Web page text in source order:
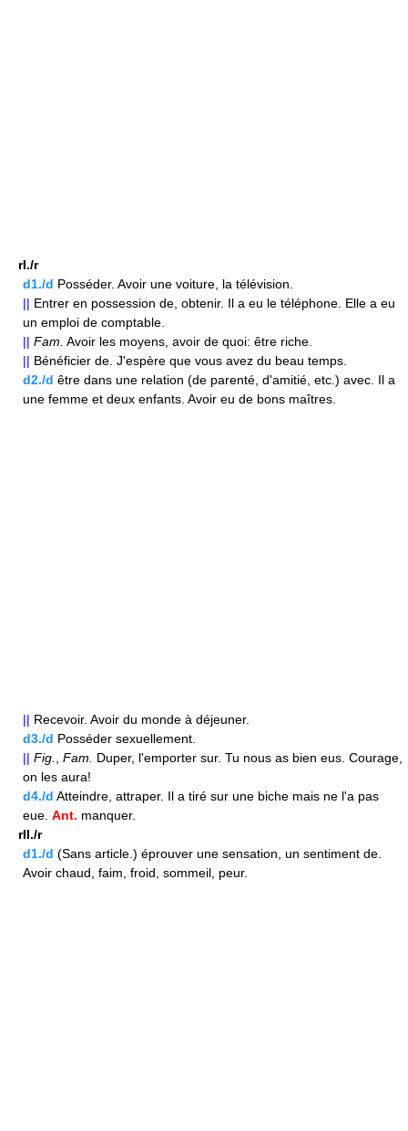
rI./r
d1./d Posséder. Avoir une voiture, la télévision.
|| Entrer en possession de, obtenir. Il a eu le téléphone. Elle a eu
un emploi de comptable.
|| Fam. Avoir les moyens, avoir de quoi: être riche.
|| Bénéficier de. J'espère que vous avez du beau temps.
d2./d être dans une relation (de parenté, d'amitié, etc.) avec. Il a
une femme et deux enfants. Avoir eu de bons maîtres.
|| Recevoir. Avoir du monde à déjeuner.
d3./d Posséder sexuellement.
|| Fig. Fam.
Duper, l'emporter sur. Tu nous as bien eus. Courage,
on les aura!
d4./d Atteindre, attraper. Il a tiré sur une biche mais ne l'a pas
eue. Ant. manquer.
rII./r
d1./d (Sans article.) éprouver une sensation, un sentiment de.
Avoir chaud, faim, froid, sommeil, peur.